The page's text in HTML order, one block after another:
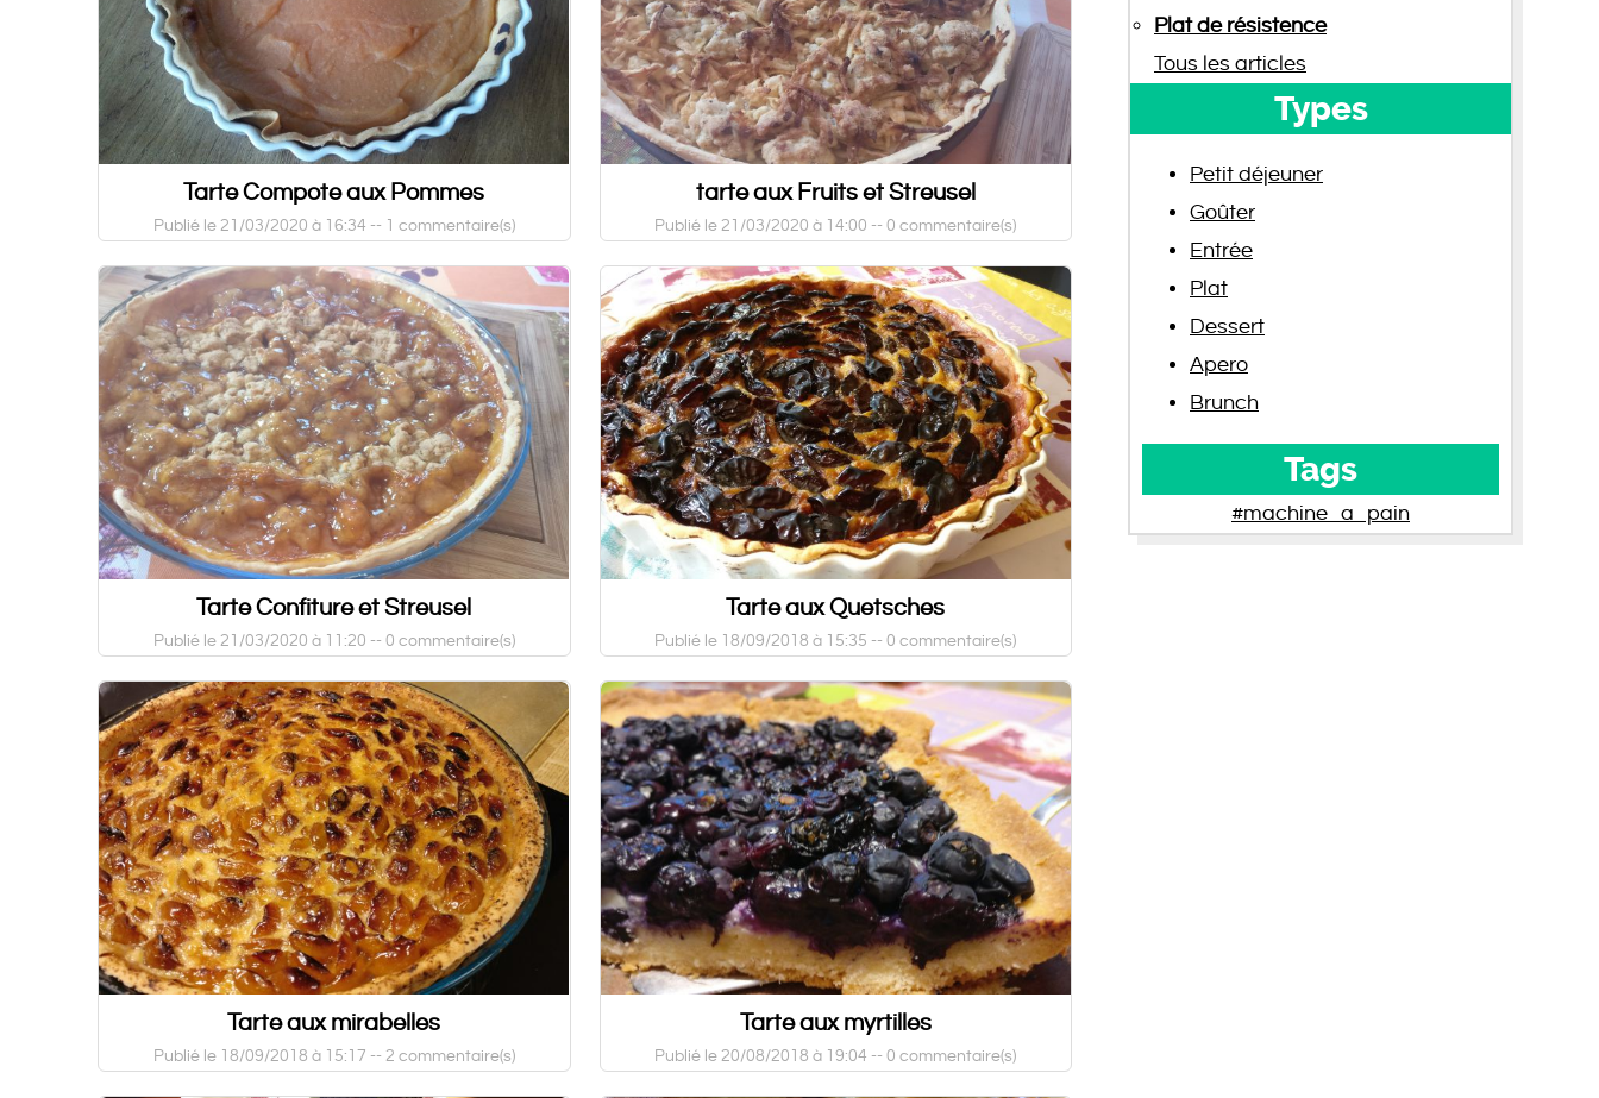
Plat de résistence
Tous les articles
Types
Petit déjeuner
Goûter
Entrée
Plat
Dessert
Apero
Brunch
Tags
#machine_a_pain
Tarte Compote aux Pommes
Publié le 21/03/2020 à 16:34 -- 1 commentaire(s)
tarte aux Fruits et Streusel
Publié le 21/03/2020 à 14:00 --0 commentaire(s)
Tarte Confiture et Streusel
Publié le 21/03/2020 à 11:20 -- 0 commentaire(s)
Tarte aux Quetsches
Publié le 18/09/2018 à 15:35 --0 commentaire(s)
Tarte aux mirabelles
Publié le 18/09/2018 à 15:17 -- 2 commentaire(s)
Tarte aux myrtilles
Publié le 20/08/2018 à 19:04 --0 commentaire(s)